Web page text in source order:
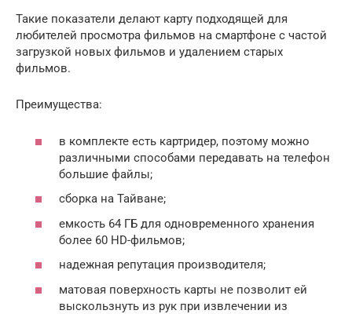
Такие показатели делают карту подходящей для
любителей просмотра фильмов на смартфоне с частой
загрузкой новых фильмов и удалением старых
фильмов.
Преимущества:
в комплекте есть картридер, поэтому можно
различными способами передавать на телефон
большие файлы;
сборка на Тайване;
емкость 64 ГБ для одновременного хранения
более 60 HD-фильмов;
надежная репутация производителя;
матовая поверхность карты не позволит ей
выскользнуть из рук при извлечении из